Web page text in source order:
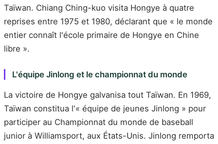
Taïwan. Chiang Ching-kuo visita Hongye à quatre
reprises entre 1975 et 1980, déclarant que « le monde
entier connaît l'école primaire de Hongye en Chine
libre ».
L'équipe Jinlong et le championnat du monde
La victoire de Hongye galvanisa tout Taïwan. En 1969,
Taïwan constitua l'« équipe de jeunes Jinlong » pour
participer au Championnat du monde de baseball
junior à Williamsport, aux États-Unis. Jinlong remporta